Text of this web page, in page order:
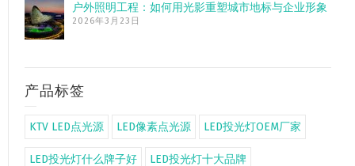
户外照明工程：如何用光影重塑城市地标与企业形象
2026年3月23日
产品标签
KTV LED点光源 LED像素点光源 LED投光灯OEM厂家
LED投光灯什么牌子好 LED投光灯十大品牌